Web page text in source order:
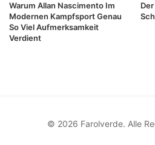
Warum Allan Nascimento Im
Modernen Kampfsport Genau
So Viel Aufmerksamkeit
Verdient
© 2026 Farolverde. Alle